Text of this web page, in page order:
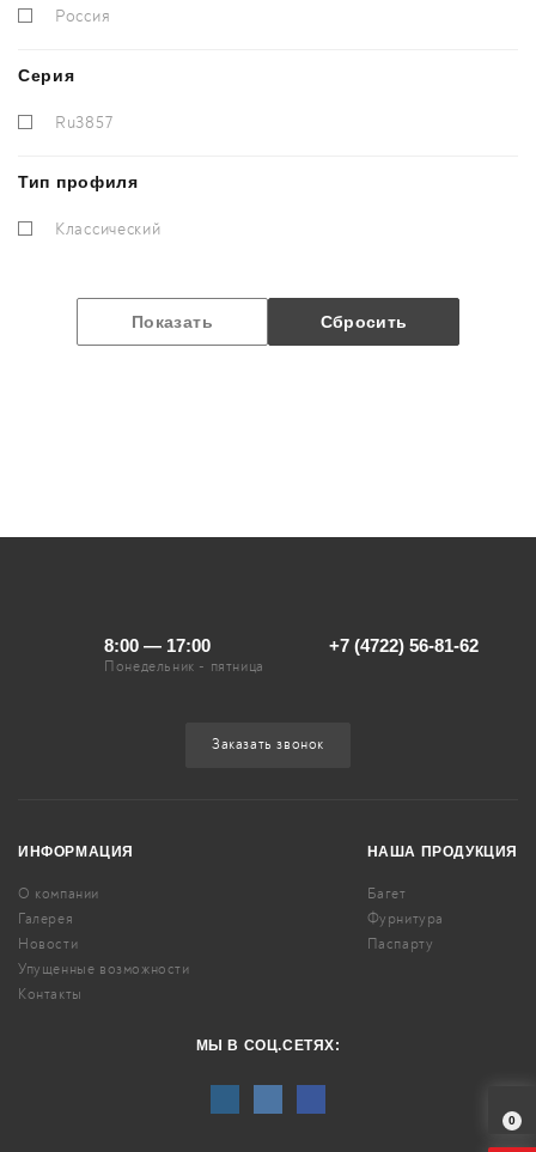
Россия
Серия
Ru3857
Тип профиля
Классический
8:00 — 17:00
Понедельник - пятница
+7 (4722) 56-81-62
Заказать звонок
МЫ В СОЦ.СЕТЯХ:
ИНФОРМАЦИЯ
О компании
Галерея
Новости
Упущенные возможности
Контакты
НАША ПРОДУКЦИЯ
Багет
Фурнитура
Паспарту
0